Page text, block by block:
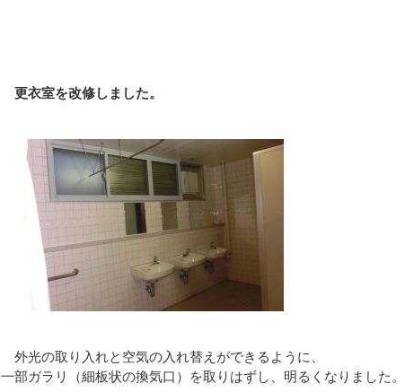
更衣室を改修しました。
外光の取り入れと空気の入れ替えができるように、
一部ガラリ（細板状の換気口）を取りはずし、明るくなりました。